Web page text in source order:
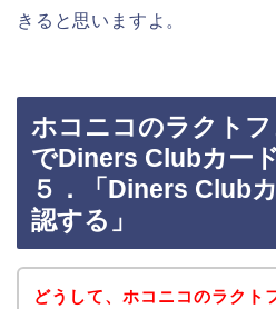
きると思いますよ。
ホコニコのラクト
でDiners Clubカー
５．「Diners Club
認する」
どうして、ホコニコのラクト